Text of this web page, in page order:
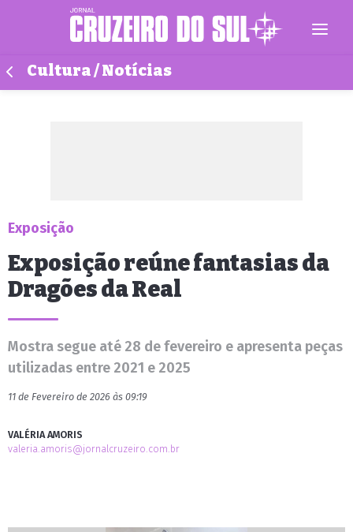
Cultura / Notícias
Exposição
Exposição reúne fantasias da
Dragões da Real
Mostra segue até 28 de fevereiro e apresenta peças
utilizadas entre 2021 e 2025
11 de Fevereiro de 2026 às 09:19
VALÉRIA AMORIS
valeria.amoris@jornalcruzeiro.com.br